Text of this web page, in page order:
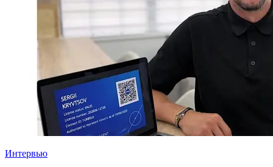
Интервью